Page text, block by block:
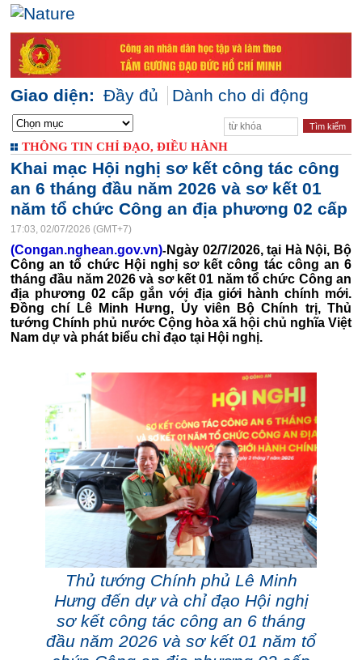
Giao diện: Đầy đủ Dành cho di động
THÔNG TIN CHỈ ĐẠO, ĐIỀU HÀNH
Khai mạc Hội nghị sơ kết công tác công
an 6 tháng đầu năm 2026 và sơ kết 01
năm tổ chức Công an địa phương 02 cấp
17:03, 02/07/2026 (GMT+7)
(Congan.nghean.gov.vn)-Ngày 02/7/2026, tại Hà Nội, Bộ
Công an tổ chức Hội nghị sơ kết công tác công an 6
tháng đầu năm 2026 và sơ kết 01 năm tổ chức Công an
địa phương 02 cấp gắn với địa giới hành chính mới.
Đồng chí Lê Minh Hưng, Ủy viên Bộ Chính trị, Thủ
tướng Chính phủ nước Cộng hòa xã hội chủ nghĩa Việt
Nam dự và phát biểu chỉ đạo tại Hội nghị.
Thủ tướng Chính phủ Lê Minh
Hưng đến dự và chỉ đạo Hội nghị
sơ kết công tác công an 6 tháng
đầu năm 2026 và sơ kết 01 năm tổ